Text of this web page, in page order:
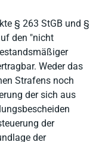
§ 263 StGB und §
den "nicht
Weder das
Strafens noch
der sich aus
der
der